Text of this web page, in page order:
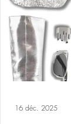
Kurec , élue Espoir pour une mode plus
16 déc. 2025